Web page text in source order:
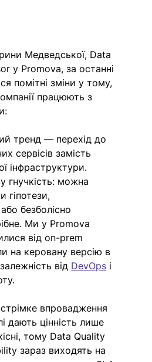
Медведської, Data
у Promova, за останні
помітні зміни у тому,
працюють з
тренд — перехід до
сервісів замість
інфраструктури.
гнучкість: можна
гіпотези,
безболісно
Ми у Promova
від on-prem
на керовану версію в
від DevOps і
впровадження
дають цінність лише
тому Data Quality
зараз виходять на